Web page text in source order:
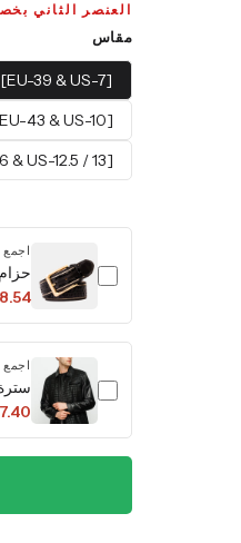
العنصر الثاني بخصم
مقاس
[EU-39 & US-7]
[EU-43 & US-10]
[EU-46 & US-12.5 / 13]